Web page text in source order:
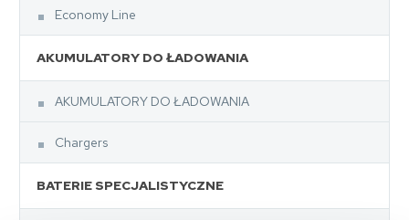
Economy Line
AKUMULATORY DO ŁADOWANIA
AKUMULATORY DO ŁADOWANIA
Chargers
BATERIE SPECJALISTYCZNE